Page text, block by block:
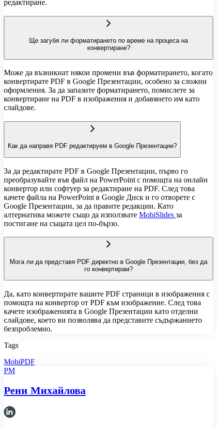
редактиране.
Ще загубя ли форматирането по време на процеса на
конвертиране?
Може да възникнат някои промени във форматирането, когато
конвертирате PDF в Google Презентации, особено за сложни
оформления. За да запазите форматирането, помислете за
конвертиране на PDF в изображения и добавянето им като
слайдове.
Как да направя PDF редактируем в Google Презентации?
За да редактирате PDF в Google Презентации, първо го
преобразувайте във файл на PowerPoint с помощта на онлайн
конвертор или софтуер за редактиране на PDF. След това
качете файла на PowerPoint в Google Диск и го отворете с
Google Презентации, за да правите редакции. Като
алтернатива можете също да използвате MobiSlides за
постигане на същата цел по-бързо.
Мога ли да представя PDF директно в Google Презентации, без да
го конвертирам?
Да, като конвертирате вашите PDF страници в изображения с
помощта на конвертор от PDF към изображение. След това
качете изображенията в Google Презентации като отделни
слайдове, което ви позволява да представите съдържанието
безпроблемно.
Tags
MobiPDF
РМ
Рени Михайлова